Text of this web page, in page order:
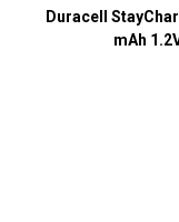
Duracell
mAh